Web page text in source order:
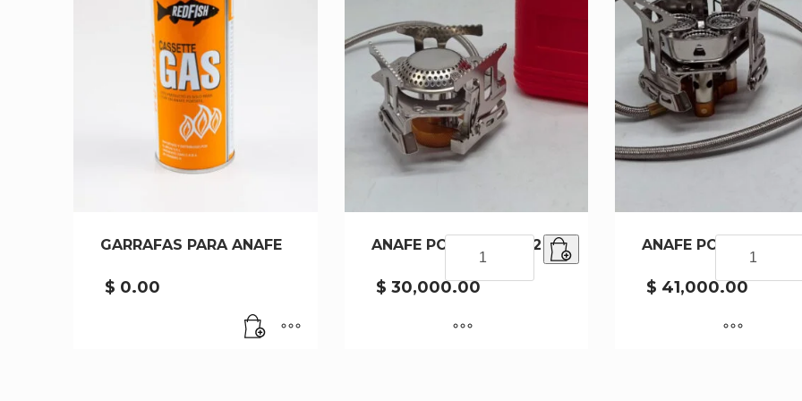
GARRAFAS PARA ANAFE
$ 0.00
ANAFE PORTATIL S162
$ 30,000.00
ANAFE
PORTATIL
S162
ANAFE PORTATIL
$ 41,000.00
ANAFE
PORTATIL
S6800